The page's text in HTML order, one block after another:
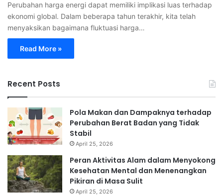
Perubahan harga energi dapat memiliki implikasi luas terhadap
ekonomi global. Dalam beberapa tahun terakhir, kita telah
menyaksikan bagaimana fluktuasi harga…
Read More »
Recent Posts
Pola Makan dan Dampaknya terhadap
Perubahan Berat Badan yang Tidak
Stabil
April 25, 2026
Peran Aktivitas Alam dalam Menyokong
Kesehatan Mental dan Menenangkan
Pikiran di Masa Sulit
April 25, 2026